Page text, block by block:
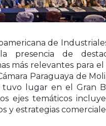
de
presencia de
más relevantes para
Paraguaya de
lugar en el Gran
ejes temáticos
y estrategias